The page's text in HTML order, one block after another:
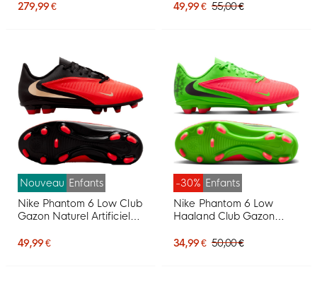
Noir Rouge Vif Doré
279,99 €
Foot (MG) Enfants Blanc
49,99 € 55,00 €
Nouveau Enfants
Nike Phantom 6 Low Club
Gazon Naturel Artificiel
Enfants Noir Rouge Vif
49,99 €
-30% Enfants
Nike Phantom 6 Low
Haaland Club Gazon
Chaussures de Foot (MG)
34,99 € 50,00 €